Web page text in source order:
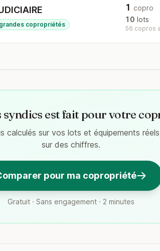
copropriétés
1 copro
10 lots
56 copros
syndics est fait pour votre
calculés sur vos lots et équipements
sur des chiffres.
pour ma copropriété
Gratuit · Sans engagement · 2 minutes